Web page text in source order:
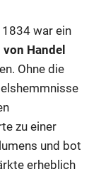
war ein
Handel
Ohne die
zu einer
und bot
erheblich